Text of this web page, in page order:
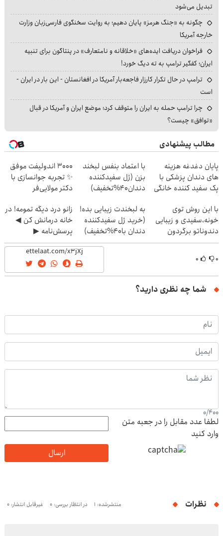
تبدیل می‌شود
چگونه به «جنگ هرمز» پایان دهیم؛ به روایت سخنگوی فارسی‌زبان وزارت
خارجه آمریکا
فراخوان دریافت ایده‌های «خلاقانه و نامتعارف» در پنتاگون برای تنبیه
ایران؛ کفگیر ترامپ به ته دیگ خورد!
ترامپ در حال تکرار کارزار فاجعه‌بار آمریکا در افغانستان - این بار در ایران -
است
چرا ترامپ حمله به ایران را متوقف کرد؛ موضع ایران و آمریکا در قبال
«توافق» چیست؟
مطالب پیشنهادی
پایان دغدغه هزینه
های دندان پزشکی با
پک سفید کننده خانگی
با اعتماد بنفس لبخند
بزن (ژل سفیدکننده
دندان40%تخفیف)
۳۰۰۰ اندولیفت موفق
✨ تجربه جوانسازی با
دکتر مولایی‌فر
با این روش توی
خونه،سفیدی و زیبایی
دندوناتو برگردون
(40%off)
به لبخندت زیبایی بده!
(خرید ژل سفیدکننده
دندان با40%تخفیف)
زانو درد دیگه تمومه! در
خانه درمانش کن ◀
پرسش‌نامه ▶
۰ ۰
شما چه نظری دارید؟
0/400
لطفا عدد مقابل را در جعبه متن
وارد کنید
ارسال
نظرات منتشرشده: 1 در انتظار بررسی: 0 غیرقابل انتشار: 0